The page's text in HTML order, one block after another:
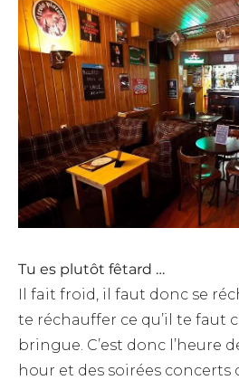
Tu es plutôt fêtard …
Il fait froid, il faut donc se
te réchauffer ce qu’il te faut
bringue. C’est donc l’heure
hour et des soirées concerts